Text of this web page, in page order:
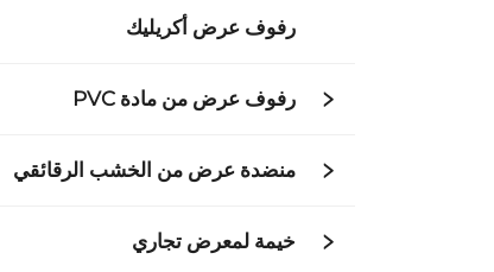
رفوف عرض أكريليك
رفوف عرض من مادة PVC
منضدة عرض من الخشب الرقائقي
خيمة لمعرض تجاري